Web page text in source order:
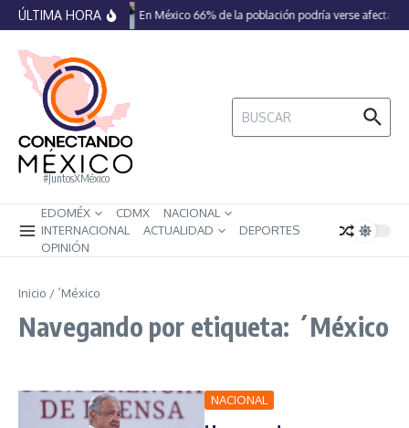
Saltar al contenido
ÚLTIMA HORA En México 66% de la población podría verse
#JuntosXMéxico
Buscar:
EDOMÉX CDMX
NACIONAL
INTERNACIONAL
ACTUALIDAD
DEPORTES
OPINIÓN
Inicio / ´México
Navegando por etiqueta: ´México
NACIONAL